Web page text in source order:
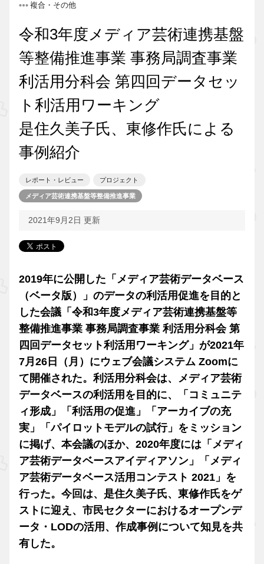
複合・その他
令和3年度メディア芸術連携基盤
等整備推進事業 事務局調査事業
利活用分科会 第四回データセッ
ト利活用ワーキング
是住久美子氏、東修作氏による
事例紹介
レポート・レビュー プロジェクト
メディア芸術連携基盤等整備推進事業
2021年9月2日 更新
2019年に公開した「メディア芸術データベース
（ベータ版）」のデータの利活用促進を目的と
した会議「令和3年度メディア芸術連携基盤等
整備推進事業 事務局調査事業 利活用分科会 第
四回データセット利活用ワーキング」が2021年
7月26日（月）にウェブ会議システム Zoomに
て開催された。利活用分科会は、メディア芸術
データベースの利活用を目的に、「コミュニテ
ィ形成」「利活用の促進」「アーカイブの充
実」「パイロットモデルの試行」をミッション
に掲げ、本会議のほか、2020年度には「メディ
ア芸術データベースアイディアソン」「メディ
ア芸術データベース活用コンテスト 2021」を
行った。今回は、是住久美子氏、東修作氏をゲ
ストに迎え、市民セクターにおけるオープンデ
ータ・LODの活用、作成事例について知見を共
有した。